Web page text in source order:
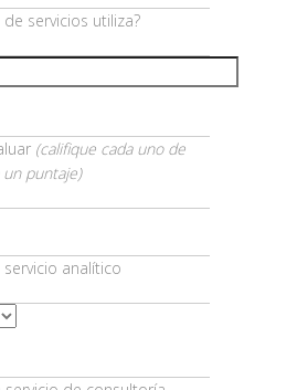
de servicios utiliza?
(califique cada uno de
puntaje)
analítico